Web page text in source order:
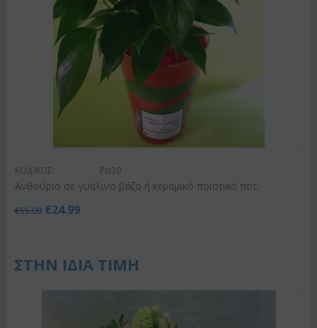
ΚΩΔΙΚΟΣ: Pls30
Ανθούριο σε γυάλινο βάζο ή κεραμικό ποιοτικό ποτ.
€55.00 €24.99
ΣΤΗΝ ΙΔΙΑ ΤΙΜΗ